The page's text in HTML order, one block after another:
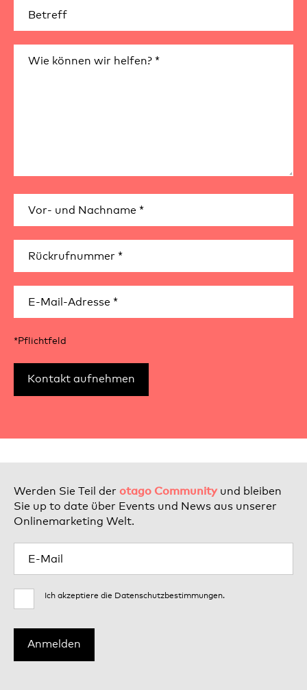
*Pflichtfeld
Werden Sie Teil der otago Communityund bleiben
Sie up to date über Events und News aus unserer
Onlinemarketing Welt.
Ich akzeptiere die Datenschutzbestimmungen.